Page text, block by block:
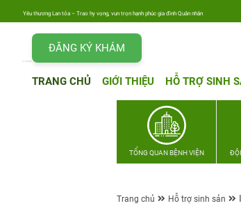
Yêu thương Lan tỏa – Trao hy vọng, vun trọn hạnh phúc gia đình Quân nhân
ĐĂNG KÝ KHÁM
TRANG CHỦ GIỚI THIỆU HỖ TRỢ SINH
TỔNG QUAN BỆNH VIỆN
Trang chủ Hỗ trợ sinh sản